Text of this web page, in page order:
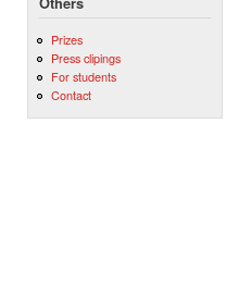
Prizes
Press clipings
For students
Contact